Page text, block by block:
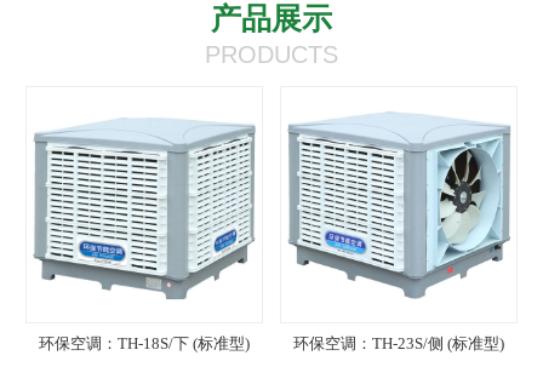
产品展示
PRODUCTS
环保空调：TH-18S/下 (标准型) 环保空调：TH-23S/侧 (标准型)